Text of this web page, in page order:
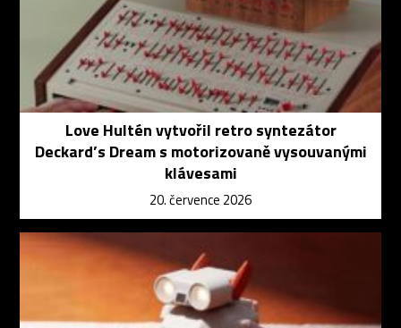
Love Hultén vytvořil retro syntezátor
Deckard’s Dream s motorizovaně vysouvanými
klávesami
20. července 2026